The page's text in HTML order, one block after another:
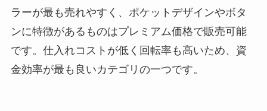
ラーが最も売れやすく、ポケットデザインやボタ
ンに特徴があるものはプレミアム価格で販売可能
です。仕入れコストが低く回転率も高いため、資
金効率が最も良いカテゴリの一つです。